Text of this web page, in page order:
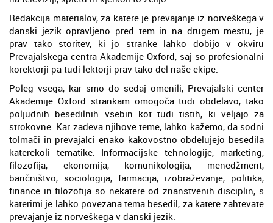
Redakcija materialov, za katere je prevajanje iz norveškega v
danski jezik opravljeno pred tem in na drugem mestu, je
prav tako storitev, ki jo stranke lahko dobijo v okviru
Prevajalskega centra Akademije Oxford, saj so profesionalni
korektorji pa tudi lektorji prav tako del naše ekipe.
Poleg vsega, kar smo do sedaj omenili, Prevajalski center
Akademije Oxford strankam omogoča tudi obdelavo, tako
poljudnih besedilnih vsebin kot tudi tistih, ki veljajo za
strokovne. Kar zadeva njihove teme, lahko kažemo, da sodni
tolmači in prevajalci enako kakovostno obdelujejo besedila
katerekoli tematike. Informacijske tehnologije, marketing,
filozofija, ekonomija, komunikologija, menedžment,
bančništvo, sociologija, farmacija, izobraževanje, politika,
finance in filozofija so nekatere od znanstvenih disciplin, s
katerimi je lahko povezana tema besedil, za katere zahtevate
prevajanje iz norveškega v danski jezik.